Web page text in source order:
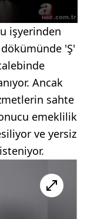
işyerinden
'Ş'
Ancak
sahte
emeklilik
ve yersiz